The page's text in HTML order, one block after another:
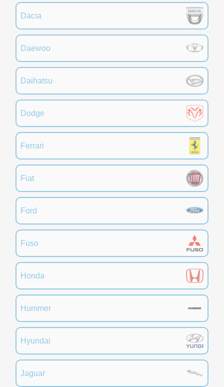
Dacia
Daewoo
Daihatsu
Dodge
Ferrari
Fiat
Ford
Fuso
Honda
Hummer
Hyundai
Jaguar